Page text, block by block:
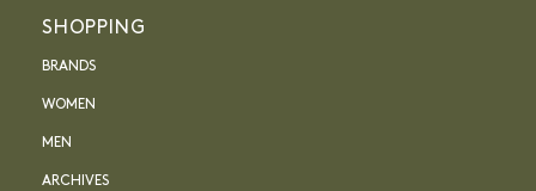
SHOPPING
BRANDS
WOMEN
MEN
ARCHIVES